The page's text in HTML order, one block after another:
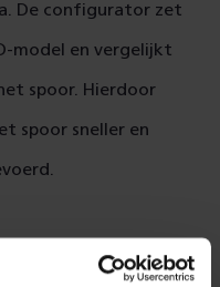
De configurator zet
model en vergelijkt
spoor. Hierdoor
spoor sneller en